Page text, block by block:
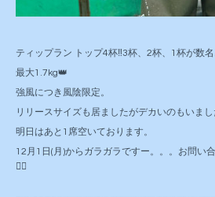
ティップラン トップ4杯‼️3杯、2杯、1杯が数名
最大1.7kg👑
強風につき風陰限定。
リリースサイズも居ましたがデカいのもいま
明日はあと1席空いております。
12月1日(月)からガラガラですー。。。お問い
🙇‍♂️